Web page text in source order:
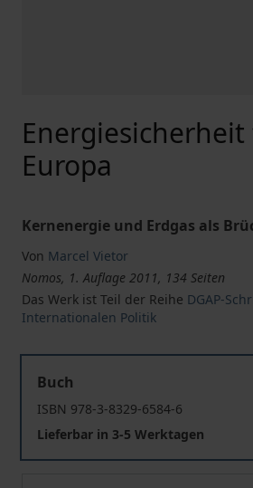
Europa
Kernenergie und Erdgas als
Von Marcel Vietor
Nomos, 1. Auflage 2011, 134 Seiten
Das Werk ist Teil der Reihe DGAP-
Internationalen Politik
Buch
ISBN 978-3-8329-6584-6
Lieferbar in 3-5 Werktagen